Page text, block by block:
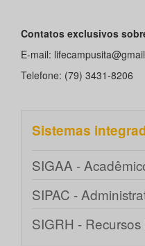
Contatos exclusivos
E-mail:
Telefone: (79) 3431-8206
Sistemas
SIGAA -
SIPAC -
SIGRH -